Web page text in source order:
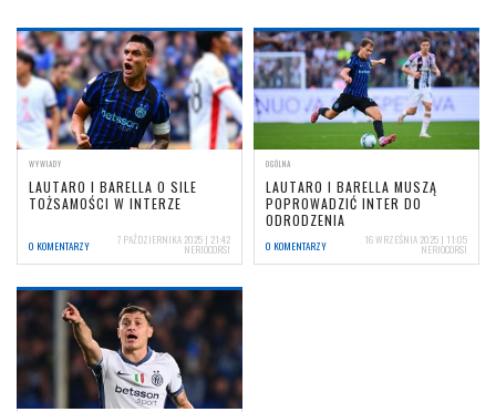
WYWIADY
LAUTARO I BARELLA O SILE
TOŻSAMOŚCI W INTERZE
0 KOMENTARZY 7 PAŹDZIERNIKA 2025 | 21:42
NERIOCORSI
OGÓLNA
LAUTARO I BARELLA MUSZĄ
POPROWADZIĆ INTER DO
ODRODZENIA
0 KOMENTARZY 16 WRZEŚNIA 2025 | 11:05
NERIOCORSI